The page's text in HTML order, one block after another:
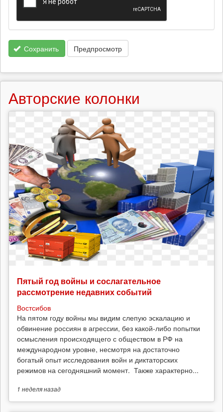
Сохранить Предпросмотр
Авторские колонки
Пятый год войны и сослагательное
рассмотрение недавних событий
Востсибов
На пятом году войны мы видим слепую эскалацию и
обвинение россиян в агрессии, без какой-либо попытки
осмысления происходящего с обществом в РФ на
международном уровне, несмотря на достаточно
богатый опыт исследования войн и диктаторских
режимов на сегодняшний момент. Также характерно...
1 неделяназад